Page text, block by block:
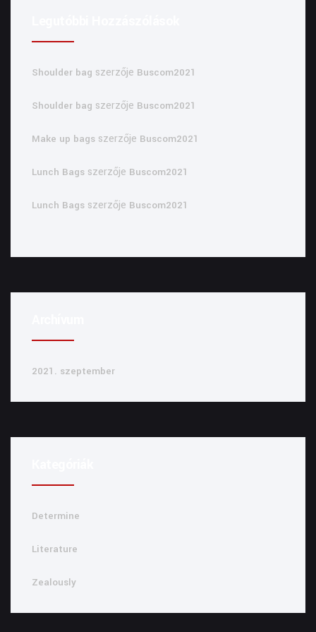
Shoulder bag szerzője Buscom2021
Shoulder bag szerzője Buscom2021
Make up bags szerzője Buscom2021
Lunch Bags szerzője Buscom2021
Lunch Bags szerzője Buscom2021
2021. szeptember
Determine
Literature
Zealously